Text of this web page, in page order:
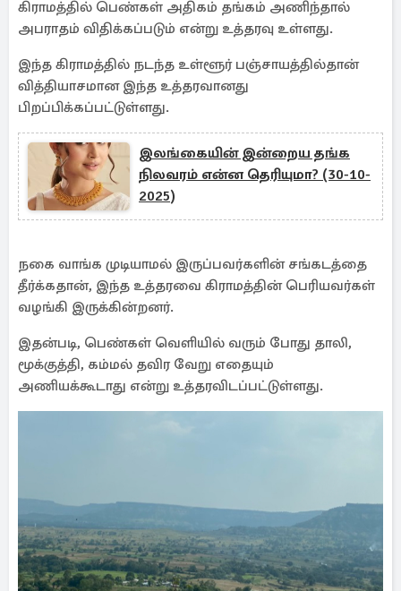
கிராமத்தில் பெண்கள் அதிகம் தங்கம் அணிந்தால்
அபராதம் விதிக்கப்படும் என்று உத்தரவு உள்ளது.
இந்த கிராமத்தில் நடந்த உள்ளூர் பஞ்சாயத்தில்தான்
வித்தியாசமான இந்த உத்தரவானது
பிறப்பிக்கப்பட்டுள்ளது.
இலங்கையின் இன்றைய தங்க
நிலவரம் என்ன தெரியுமா? (30-10-
2025)
நகை வாங்க முடியாமல் இருப்பவர்களின் சங்கடத்தை
தீர்க்கதான், இந்த உத்தரவை கிராமத்தின் பெரியவர்கள்
வழங்கி இருக்கின்றனர்.
இதன்படி, பெண்கள் வெளியில் வரும் போது தாலி,
மூக்குத்தி, கம்மல் தவிர வேறு எதையும்
அணியக்கூடாது என்று உத்தரவிடப்பட்டுள்ளது.